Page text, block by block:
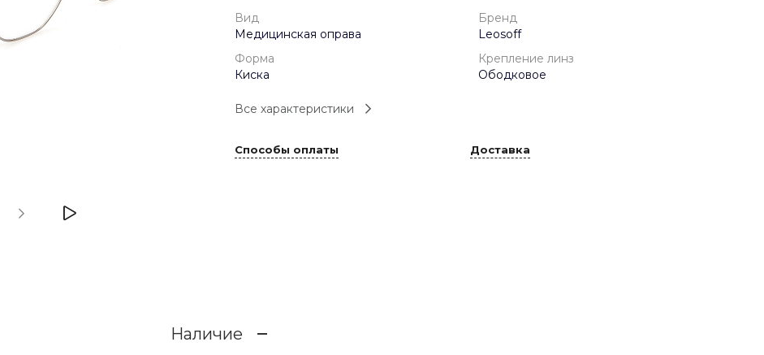
1 мая: 10:00-19:00
9 мая: 10:00-19:00
Вид
Медицинская оправа
Бренд
Leosoff
Форма
Киска
Крепление линз
Ободковое
Все характеристики
Способы оплаты Доставка
Наличие